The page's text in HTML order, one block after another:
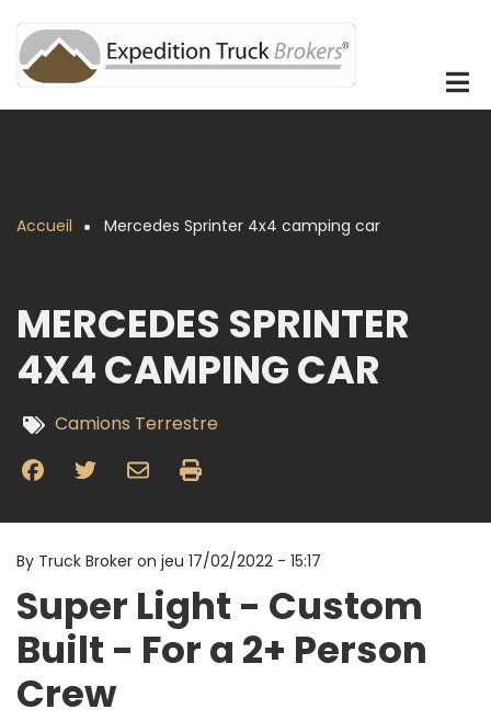
au
contenu
principal
Accueil Mercedes Sprinter 4x4 camping car
MERCEDES SPRINTER
4X4 CAMPING CAR
Camions Terrestre
By Truck Broker on jeu 17/02/2022 - 15:17
Super Light - Custom
Built - For a 2+ Person
Crew